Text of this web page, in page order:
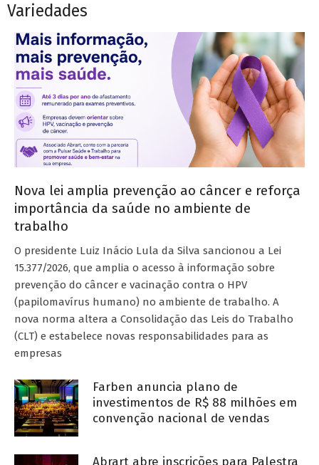
Variedades
Nova lei amplia prevenção ao câncer e reforça
importância da saúde no ambiente de
trabalho
O presidente Luiz Inácio Lula da Silva sancionou a Lei
15.377/2026, que amplia o acesso à informação sobre
prevenção do câncer e vacinação contra o HPV
(papilomavírus humano) no ambiente de trabalho. A
nova norma altera a Consolidação das Leis do Trabalho
(CLT) e estabelece novas responsabilidades para as
empresas
Farben anuncia plano de
investimentos de R$ 88 milhões em
convenção nacional de vendas